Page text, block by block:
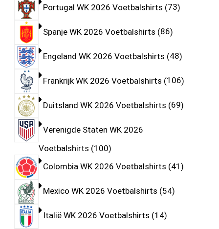
Portugal WK 2026 Voetbalshirts 73
Spanje WK 2026 Voetbalshirts 86
Engeland WK 2026 Voetbalshirts 48
Frankrijk WK 2026 Voetbalshirts 106
Duitsland WK 2026 Voetbalshirts 69
Verenigde Staten WK 2026
Voetbalshirts 100
Colombia WK 2026 Voetbalshirts 41
Mexico WK 2026 Voetbalshirts 54
Italië WK 2026 Voetbalshirts 14